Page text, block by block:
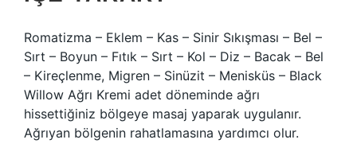
Romatizma – Eklem – Kas – Sinir Sıkışması – Bel –
Sırt – Boyun – Fıtık – Sırt – Kol – Diz – Bacak – Bel
– Kireçlenme, Migren – Sinüzit – Menisküs – Black
Willow Ağrı Kremi adet döneminde ağrı
hissettiğiniz bölgeye masaj yaparak uygulanır.
Ağrıyan bölgenin rahatlamasına yardımcı olur.